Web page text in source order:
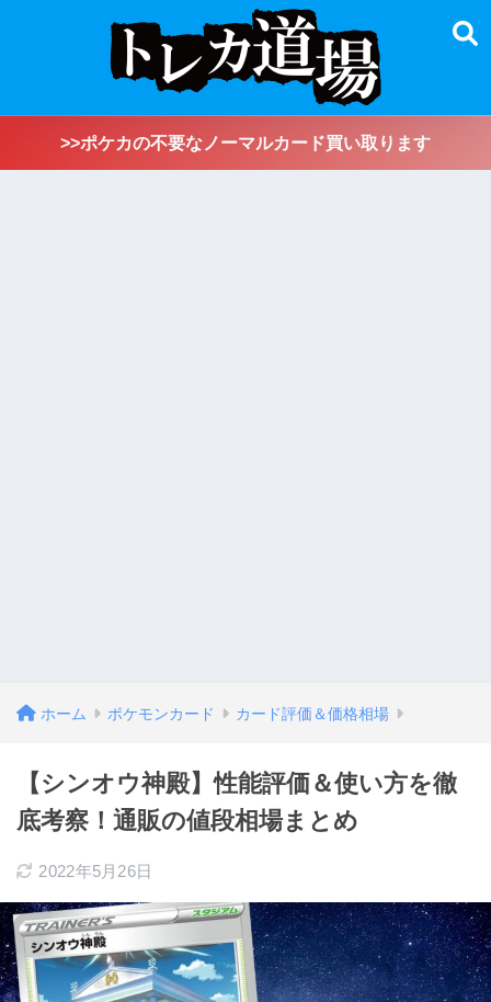
>>ポケカの不要なノーマルカード買い取ります
ホーム ポケモンカード カード評価＆価格相場
【シンオウ神殿】性能評価＆使い方を徹
底考察！通販の値段相場まとめ
2022年5月26日